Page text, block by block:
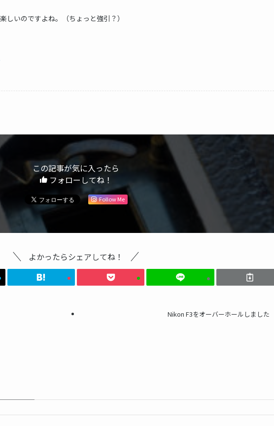
しいのですよね。（ちょっと強引？）
この記事が気に入ったら
フォローしてね！
Follow Me
よかったらシェアしてね！
Nikon F3をオーバーホールしました